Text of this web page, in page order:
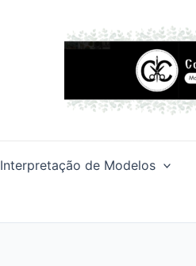
Interpretação de Modelos